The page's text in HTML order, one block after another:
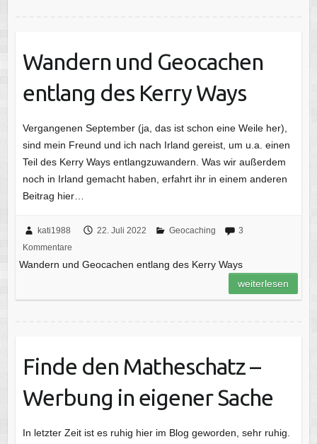
Wandern und Geocachen
entlang des Kerry Ways
Vergangenen September (ja, das ist schon eine Weile her),
sind mein Freund und ich nach Irland gereist, um u.a. einen
Teil des Kerry Ways entlangzuwandern. Was wir außerdem
noch in Irland gemacht haben, erfahrt ihr in einem anderen
Beitrag hier…
kati1988 22. Juli 2022 Geocaching
3
Kommentare
Wandern und Geocachen entlang des Kerry Ways
weiterlesen
Finde den Matheschatz –
Werbung in eigener Sache
In letzter Zeit ist es ruhig hier im Blog geworden, sehr ruhig.